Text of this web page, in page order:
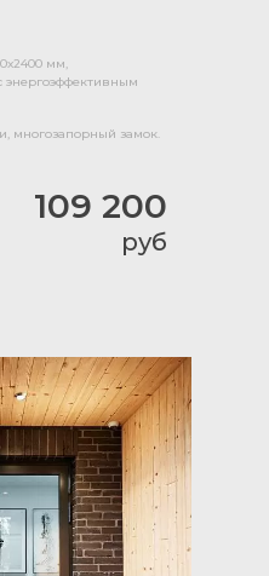
109 200
руб
мм,
энергоэффективным
многозапорный замок.